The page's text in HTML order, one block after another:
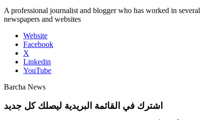
A professional journalist and blogger who has worked in several
newspapers and websites
Website
Facebook
X
Linkedin
YouTube
Barcha News
اشترك في القائمة البريدية ليصلك كل جديد